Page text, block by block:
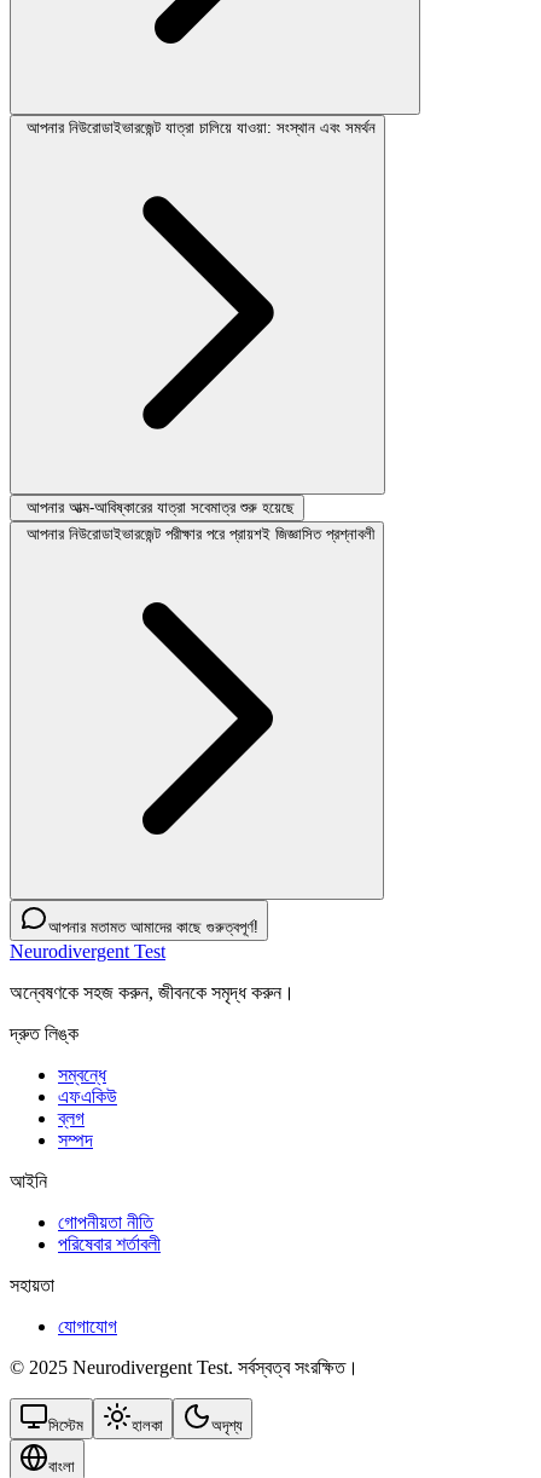
আপনার নিউরোডাইভারজেন্ট যাত্রা চালিয়ে যাওয়া: সংস্থান এবং সমর্থন
আপনার আত্ম-আবিষ্কারের যাত্রা সবেমাত্র শুরু হয়েছে
আপনার নিউরোডাইভারজেন্ট পরীক্ষার পরে প্রায়শই জিজ্ঞাসিত প্রশ্নাবলী
আপনার মতামত আমাদের কাছে গুরুত্বপূর্ণ!
Neurodivergent Test
অন্বেষণকে সহজ করুন, জীবনকে সমৃদ্ধ করুন।
দ্রুত লিঙ্ক
সম্বন্ধে
এফএকিউ
ব্লগ
সম্পদ
আইনি
গোপনীয়তা নীতি
পরিষেবার শর্তাবলী
সহায়তা
যোগাযোগ
© 2025 Neurodivergent Test. সর্বস্বত্ব সংরক্ষিত।
সিস্টেম হালকা অদৃশ্য
বাংলা